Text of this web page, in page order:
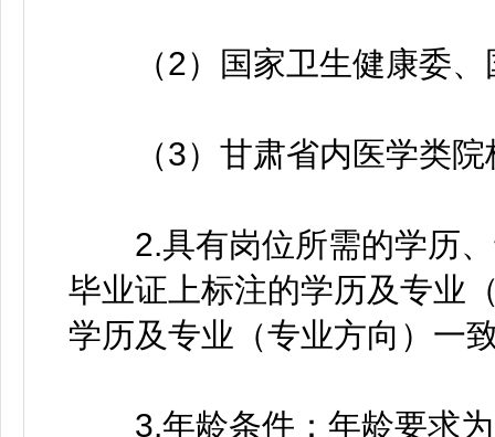
（2）国家卫生健康委、
（3）甘肃省内医学类院
2.具有岗位所需的学历、
毕业证上标注的学历及专业
学历及专业（专业方向）一
3.年龄条件：年龄要求为